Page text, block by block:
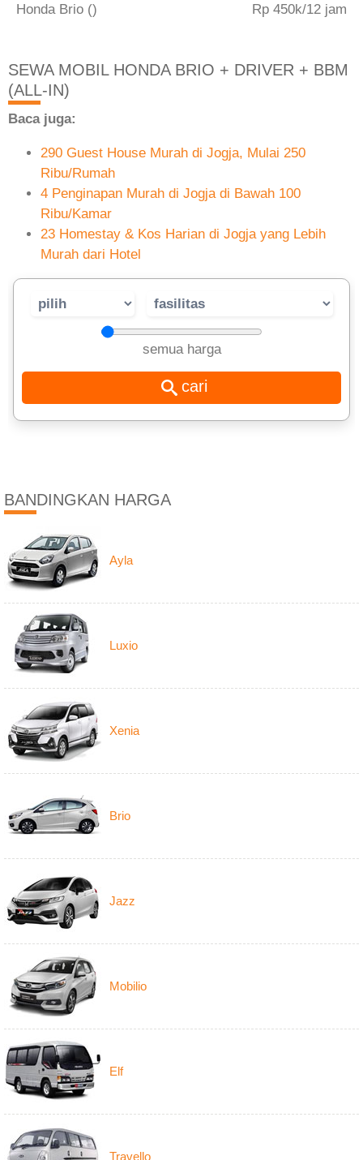
Honda Brio () Rp 450 /12 jam
SEWA MOBIL HONDA BRIO + DRIVER + BBM
(ALL-IN)
Baca juga:
290 Guest House Murah di Jogja, Mulai 250
Ribu/Rumah
4 Penginapan Murah di Jogja di Bawah 100
Ribu/Kamar
23 Homestay & Kos Harian di Jogja yang Lebih
Murah dari Hotel
semua harga
BANDINGKAN HARGA
Ayla
Luxio
Xenia
Brio
Jazz
Mobilio
Elf
Travello